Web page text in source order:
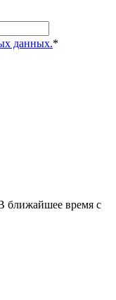
данных.*
ближайшее время с